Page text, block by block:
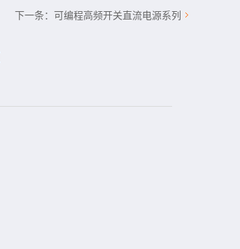
下一条： 可编程高频开关直流电源系列